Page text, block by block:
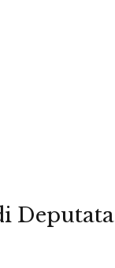
Deputata